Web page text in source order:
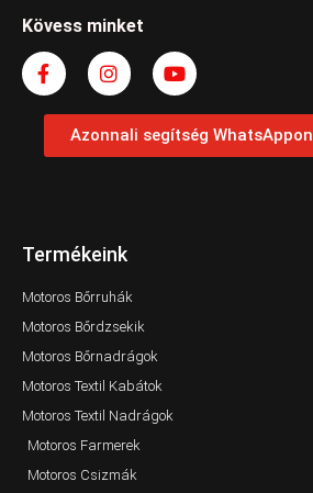
Kövess minket
Azonnali segítség WhatsAppon
Termékeink
Motoros Bőrruhák
Motoros Bőrdzsekik
Motoros Bőrnadrágok
Motoros Textil Kabátok
Motoros Textil Nadrágok
Motoros Farmerek
Motoros Csizmák